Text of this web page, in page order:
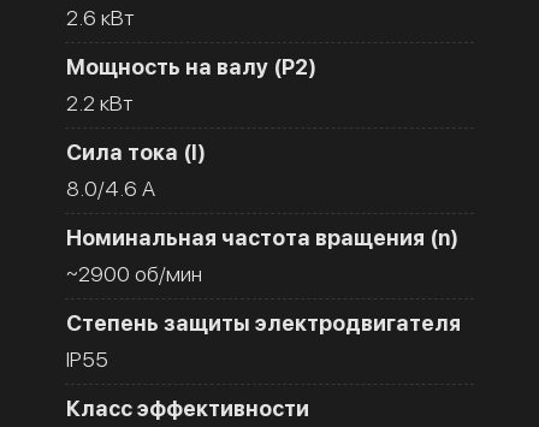
2.6 кВт
Мощность на валу (Р2)
2.2 кВт
Сила тока (I)
8.0/4.6 A
Номинальная частота вращения (n)
~2900 об/мин
Степень защиты электродвигателя
IP55
Класс эффективности